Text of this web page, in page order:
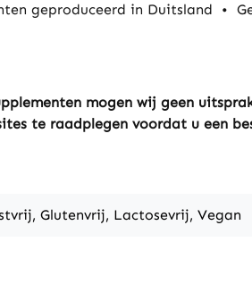
geproduceerd in Duitsland •
mogen wij geen
te raadplegen voordat u een
Glutenvrij, Lactosevrij, Vegan